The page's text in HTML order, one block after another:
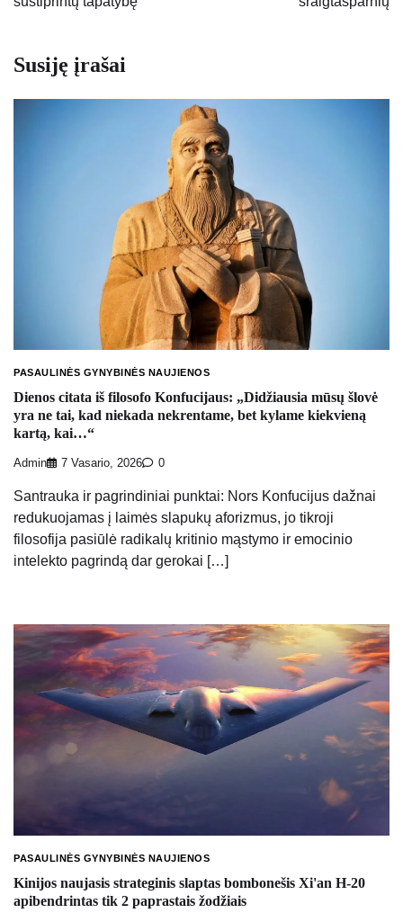
Susiję įrašai
PASAULINĖS GYNYBINĖS NAUJIENOS
Dienos citata iš filosofo Konfucijaus: „Didžiausia mūsų šlovė
yra ne tai, kad niekada nekrentame, bet kylame kiekvieną
kartą, kai…“
Admin 7 Vasario, 2026 0
Santrauka ir pagrindiniai punktai: Nors Konfucijus dažnai
redukuojamas į laimės slapukų aforizmus, jo tikroji
filosofija pasiūlė radikalų kritinio mąstymo ir emocinio
intelekto pagrindą dar gerokai […]
PASAULINĖS GYNYBINĖS NAUJIENOS
Kinijos naujasis strateginis slaptas bombonešis Xi'an H-20
apibendrintas tik 2 paprastais žodžiais